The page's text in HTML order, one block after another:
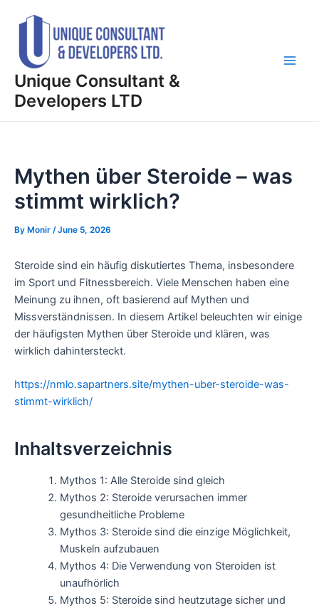
Unique Consultant &
Developers LTD
Mythen über Steroide – was
stimmt wirklich?
By Monir /June 5, 2026
Steroide sind ein häufig diskutiertes Thema, insbesondere
im Sport und Fitnessbereich. Viele Menschen haben eine
Meinung zu ihnen, oft basierend auf Mythen und
Missverständnissen. In diesem Artikel beleuchten wir einige
der häufigsten Mythen über Steroide und klären, was
wirklich dahintersteckt.
https://nmlo.sapartners.site/mythen-uber-steroide-was-
stimmt-wirklich/
Inhaltsverzeichnis
Mythos 1: Alle Steroide sind gleich
Mythos 2: Steroide verursachen immer
gesundheitliche Probleme
Mythos 3: Steroide sind die einzige Möglichkeit,
Muskeln aufzubauen
Mythos 4: Die Verwendung von Steroiden ist
unaufhörlich
Mythos 5: Steroide sind heutzutage sicher und
navigation